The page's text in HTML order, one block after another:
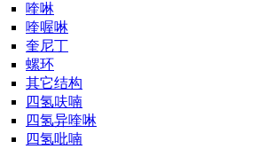
喹啉
喹喔啉
奎尼丁
螺环
其它结构
四氢呋喃
四氢异喹啉
四氢吡喃